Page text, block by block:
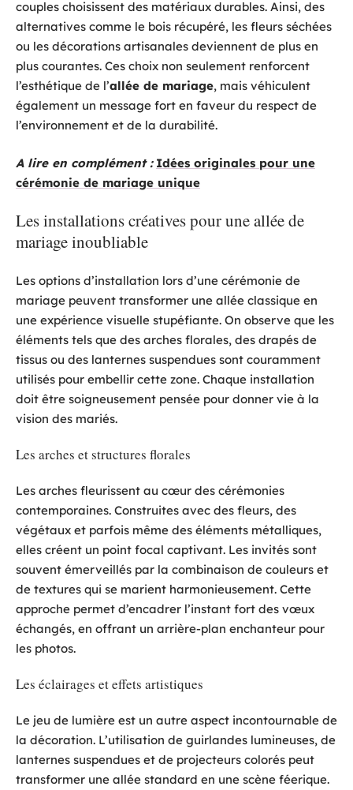
couples choisissent des matériaux durables. Ainsi, des
alternatives comme le bois récupéré, les fleurs séchées
ou les décorations artisanales deviennent de plus en
plus courantes. Ces choix non seulement renforcent
l’esthétique de l’allée de mariage, mais véhiculent
également un message fort en faveur du respect de
l’environnement et de la durabilité.
A lire en complément : Idées originales pour une
cérémonie de mariage unique
Les installations créatives pour une allée de
mariage inoubliable
Les options d’installation lors d’une cérémonie de
mariage peuvent transformer une allée classique en
une expérience visuelle stupéfiante. On observe que les
éléments tels que des arches florales, des drapés de
tissus ou des lanternes suspendues sont couramment
utilisés pour embellir cette zone. Chaque installation
doit être soigneusement pensée pour donner vie à la
vision des mariés.
Les arches et structures florales
Les arches fleurissent au cœur des cérémonies
contemporaines. Construites avec des fleurs, des
végétaux et parfois même des éléments métalliques,
elles créent un point focal captivant. Les invités sont
souvent émerveillés par la combinaison de couleurs et
de textures qui se marient harmonieusement. Cette
approche permet d’encadrer l’instant fort des vœux
échangés, en offrant un arrière-plan enchanteur pour
les photos.
Les éclairages et effets artistiques
Le jeu de lumière est un autre aspect incontournable de
la décoration. L’utilisation de guirlandes lumineuses, de
lanternes suspendues et de projecteurs colorés peut
transformer une allée standard en une scène féerique.